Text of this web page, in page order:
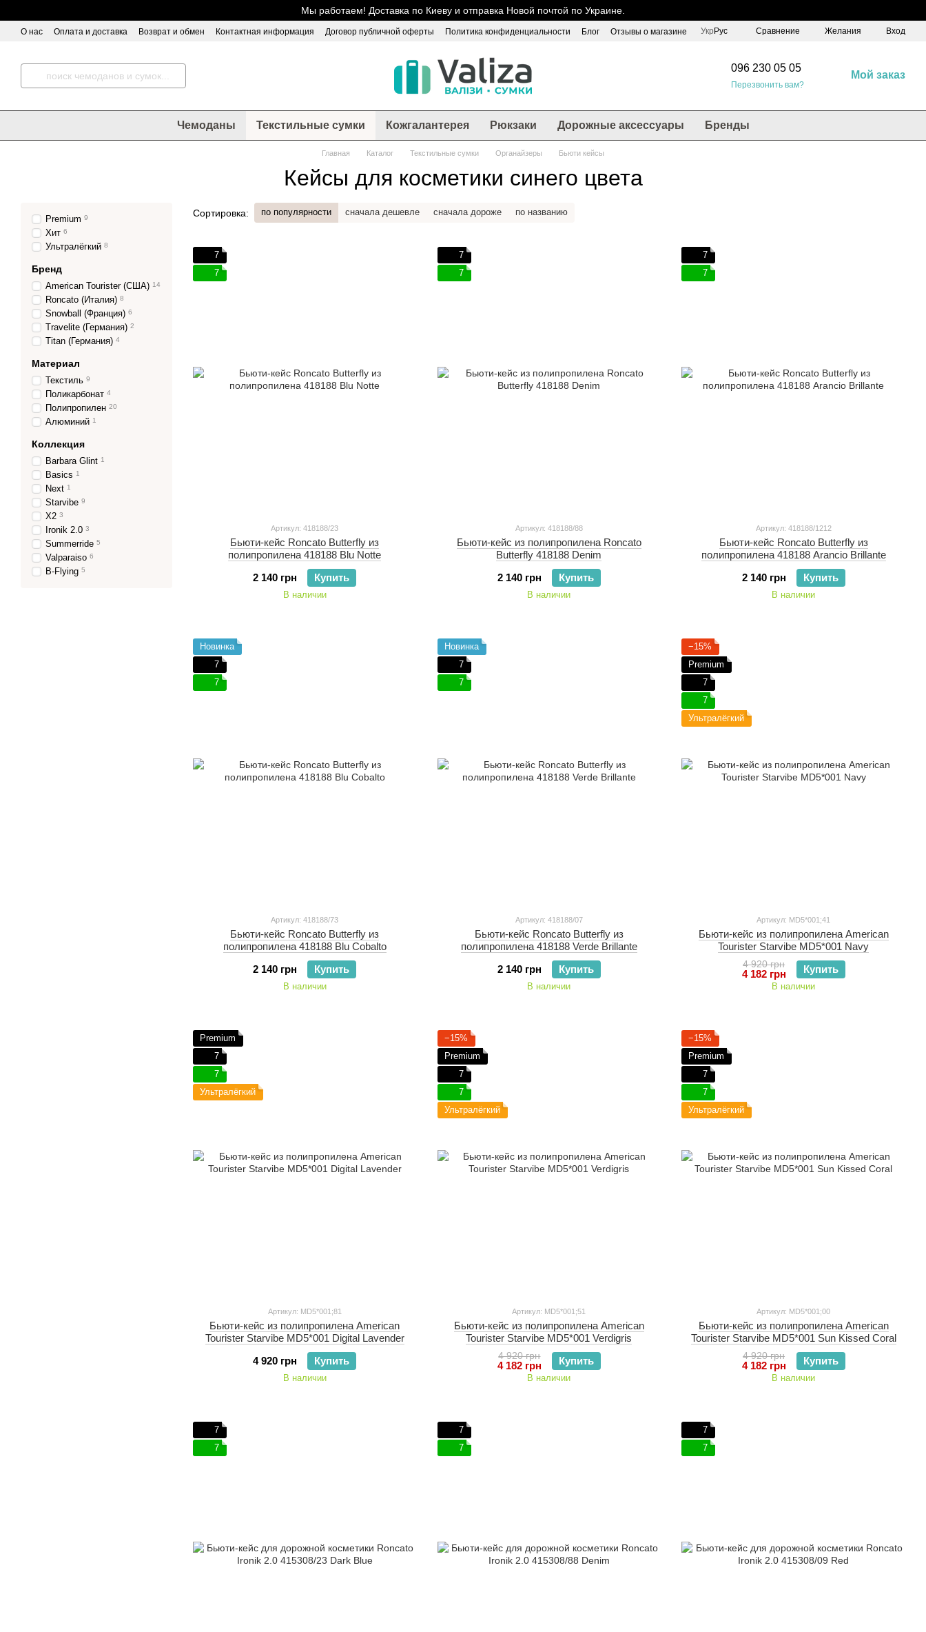
Мы работаем! Доставка по Киеву и отправка Новой почтой по Украине.
О нас Оплата и доставка Возврат и обмен Контактная информация Договор публичной оферты Политика конфиденциальности Блог Отзывы о магазине Укр Рус Сравнение Желания Вход
096 230 05 05
Перезвонить вам?
Мой заказ
Чемоданы Текстильные сумки Кожгалантерея Рюкзаки Дорожные аксессуары Бренды
Главная Каталог Текстильные сумки Органайзеры Бьюти кейсы
Кейсы для косметики синего цвета
Сортировка: по популярности сначала дешевле сначала дороже по названию
7
7
Артикул: 418188/23
Бьюти-кейс Roncato Butterfly из
полипропилена 418188 Blu Notte
2 140 грн
Купить
В наличии
7
7
Артикул: 418188/88
Бьюти-кейс из полипропилена Roncato
Butterfly 418188 Denim
2 140 грн
Купить
В наличии
7
7
Артикул: 418188/1212
Бьюти-кейс Roncato Butterfly из
полипропилена 418188 Arancio Brillante
2 140 грн
Купить
В наличии
Новинка
7
7
Артикул: 418188/73
Бьюти-кейс Roncato Butterfly из
полипропилена 418188 Blu Cobalto
2 140 грн
Купить
В наличии
Новинка
7
7
Артикул: 418188/07
Бьюти-кейс Roncato Butterfly из
полипропилена 418188 Verde Brillante
2 140 грн
Купить
В наличии
−15%
Premium
7
7
Ультралёгкий
Артикул: MD5*001;41
Бьюти-кейс из полипропилена American
Tourister Starvibe MD5*001 Navy
4 920 грн
4 182 грн Купить
В наличии
Premium
7
7
Ультралёгкий
Артикул: MD5*001;81
Бьюти-кейс из полипропилена American
Tourister Starvibe MD5*001 Digital Lavender
4 920 грн
Купить
В наличии
−15%
Premium
7
7
Ультралёгкий
Артикул: MD5*001;51
Бьюти-кейс из полипропилена American
Tourister Starvibe MD5*001 Verdigris
4 920 грн
4 182 грн Купить
В наличии
−15%
Premium
7
7
Ультралёгкий
Артикул: MD5*001;00
Бьюти-кейс из полипропилена American
Tourister Starvibe MD5*001 Sun Kissed Coral
4 920 грн
4 182 грн Купить
В наличии
7
7
7
7
7
7
Premium 9
Хит 6
Ультралёгкий 8
Бренд
American Tourister (США) 14
Roncato (Италия) 8
Snowball (Франция) 6
Travelite (Германия) 2
Titan (Германия) 4
Материал
Текстиль 9
Поликарбонат 4
Полипропилен 20
Алюминий 1
Коллекция
Barbara Glint 1
Basics 1
Next 1
Starvibe 9
X2 3
Ironik 2.0 3
Summerride 5
Valparaiso 6
B-Flying 5